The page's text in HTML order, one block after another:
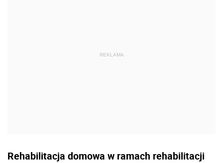
Rehabilitacja domowa w ramach rehabilitacji